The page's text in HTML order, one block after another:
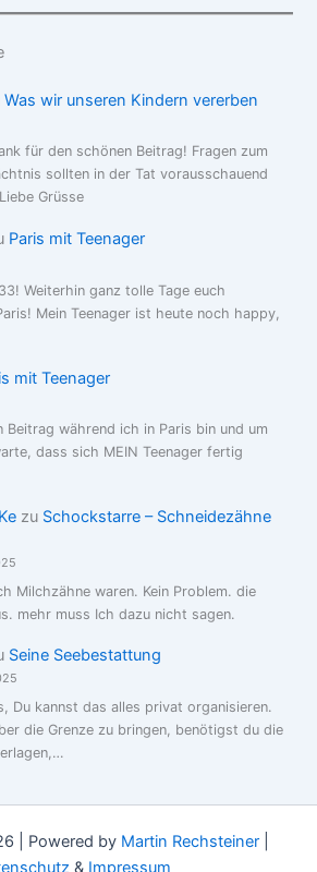
Was wir unseren Kindern vererben
für den schönen Beitrag! Fragen zum
sollten in der Tat vorausschauend
Grüsse
Paris mit Teenager
Weiterhin ganz tolle Tage euch
Mein Teenager ist heute noch happy,
mit Teenager
Beitrag während ich in Paris bin und um
dass sich MEIN Teenager fertig
zu Schockstarre – Schneidezähne
Milchzähne waren. Kein Problem. die
mehr muss Ich dazu nicht sagen.
Seine Seebestattung
Du kannst das alles privat organisieren.
die Grenze zu bringen, benötigst du die
| Powered by Martin Rechsteiner|
& Impressum